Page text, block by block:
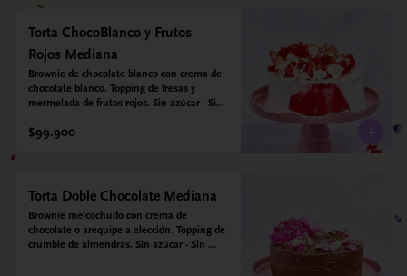
Torta ChocoBlanco y Frutos
Rojos Mediana
Brownie de chocolate blanco con crema de
chocolate blanco. Topping de fresas y
mermelada de frutos rojos. Sin azúcar - Sin
$99.900
Torta Doble Chocolate Mediana
Brownie melcochudo con crema de
chocolate o arequipe a elección. Topping de
crumble de almendras. Sin azúcar - Sin